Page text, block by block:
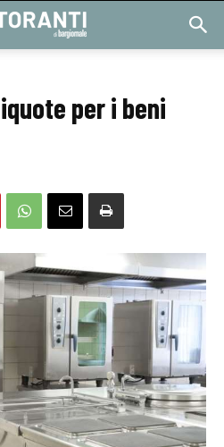
per i beni